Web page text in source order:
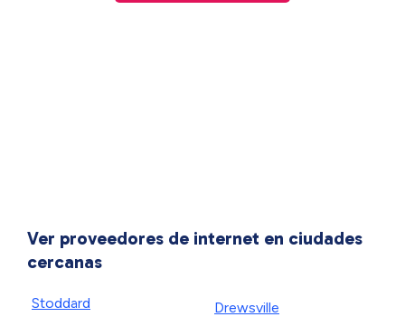
Ver proveedores de internet en ciudades
cercanas
Stoddard
Drewsville